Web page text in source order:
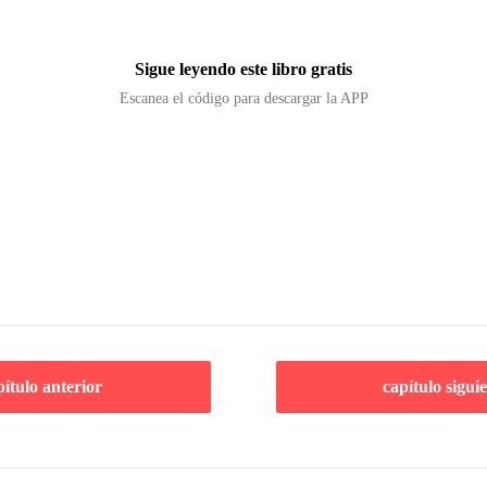
Sigue leyendo este libro gratis
Escanea el código para descargar la APP
anterior capítulo